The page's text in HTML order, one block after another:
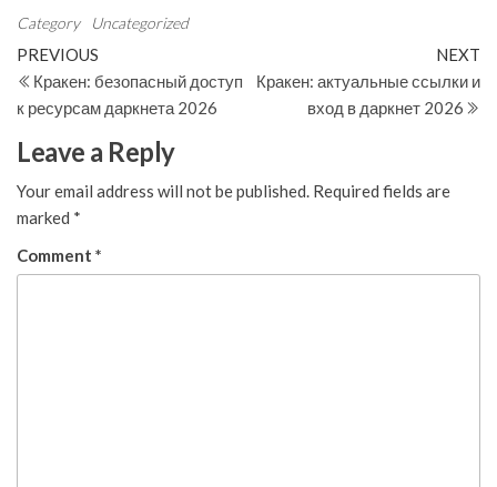
Category Uncategorized
Post
navigation
Previous
Post
PREVIOUS
Кракен: безопасный доступ
к ресурсам даркнета 2026
NEXT
Кракен: актуальные ссылки и
вход в даркнет 2026
Leave a Reply
Your email address will not be published. Required fields are
marked *
Comment *